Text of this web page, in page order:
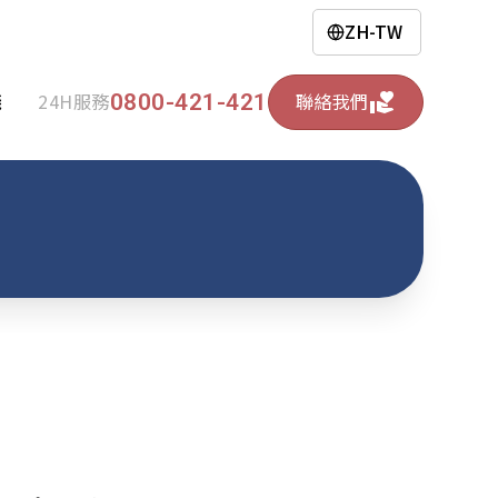
ZH-TW
24H服務0800-421-421 聯絡我們